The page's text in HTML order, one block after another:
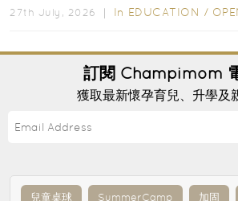
27th July, 2026 ｜ In EDUCATION /
訂閱 Champimom
獲取最新懷孕育兒、升學及
兒童桌球 SummerCamp 加固